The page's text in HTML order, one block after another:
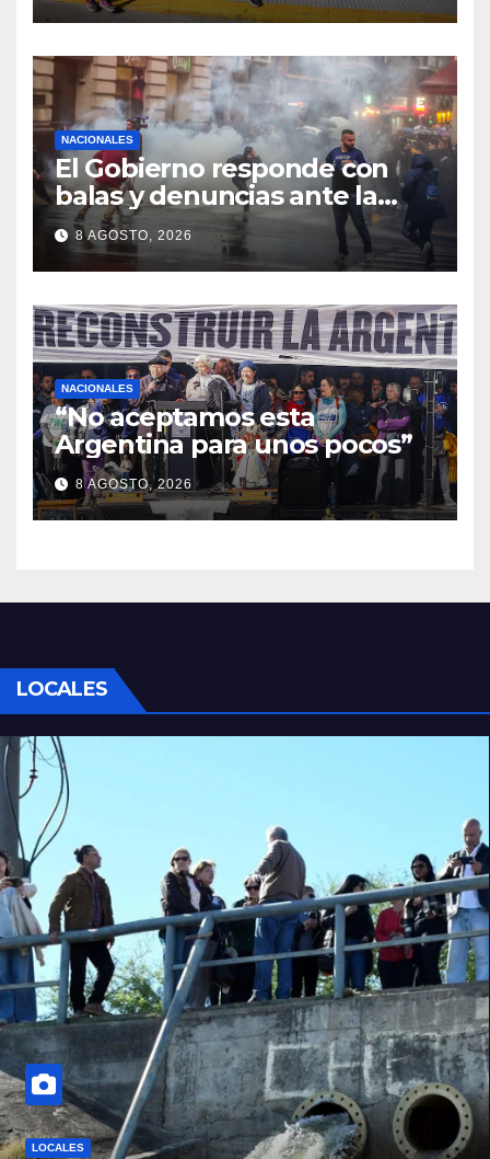
NACIONALES
El Gobierno responde con
balas y denuncias ante la
protesta
8 AGOSTO, 2026
NACIONALES
“No aceptamos esta
Argentina para unos pocos”
8 AGOSTO, 2026
LOCALES
LOCALES